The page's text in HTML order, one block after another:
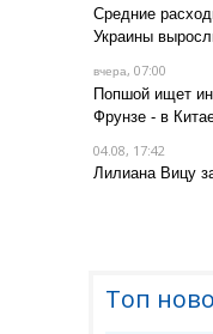
Средние
Украины
вчера, 07:00
Попшой ищет
Фрунзе - в
04.08, 17:42
Лилиана Вицу
Топ